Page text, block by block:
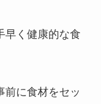
早く健康的な食
前に食材をセッ